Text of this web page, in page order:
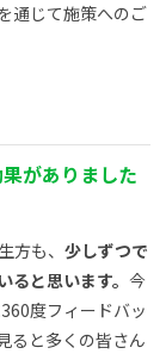
通じて施策へのご
がありました
方も、 少しずつで
と思います。 今
度フィードバッ
ると多くの皆さん